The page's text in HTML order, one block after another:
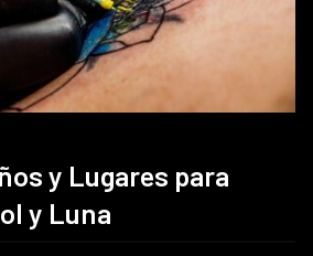
y Lugares para
y Luna